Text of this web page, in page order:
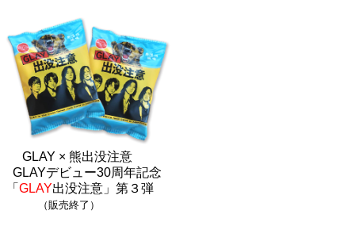
GLAY × 熊出没注意
GLAYデビュー30周年記念
「 GLAY出没注意」第３弾
（販売終了）